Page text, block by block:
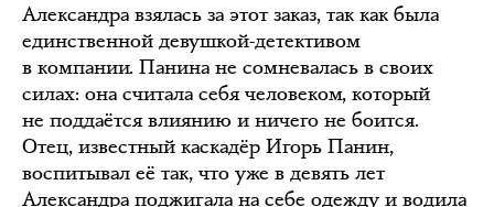
Александра взялась за этот заказ, так как была
единственной девушкой-детективом
в компании. Панина не сомневалась в своих
силах: она считала себя человеком, который
не поддаётся влиянию и ничего не боится.
Отец, известный каскадёр Игорь Панин,
воспитывал её так, что уже в девять лет
Александра поджигала на себе одежду и водила